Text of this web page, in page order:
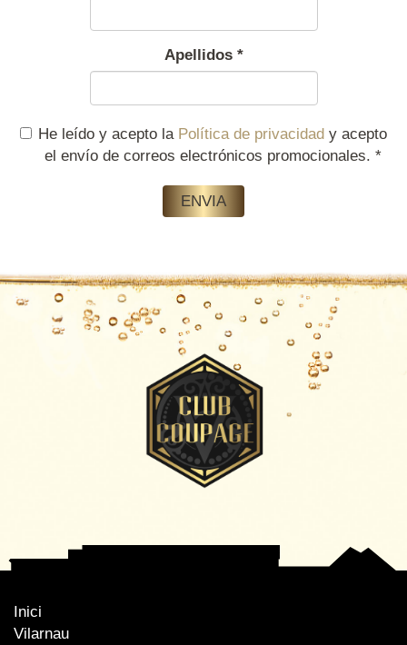
Apellidos *
He leído y acepto la Política de privacidad y acepto
el envío de correos electrónicos promocionales. *
ENVIA
Inici
Vilarnau